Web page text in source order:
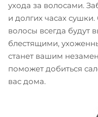
ухода за волосами.
и долгих часах
волосы всегда будут
блестящими,
станет вашим
поможет добиться
вас дома.